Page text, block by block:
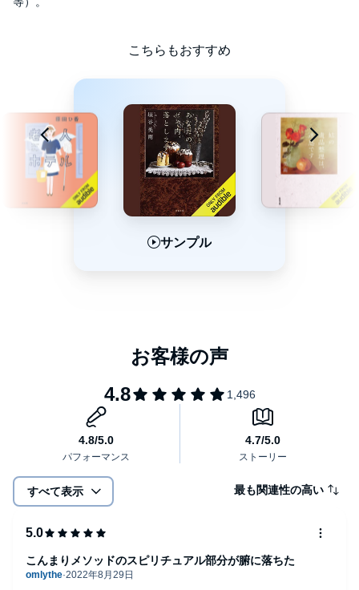
こちらもおすすめ
サンプル
すべて表示 最も関連性の高い
こんまりメソッドのスピリチュアル部分が腑に落ちた